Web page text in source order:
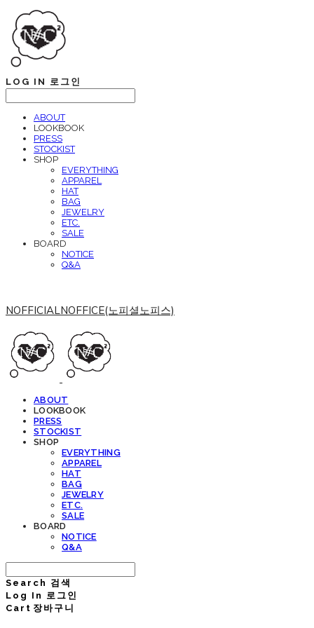
LOG IN 로그인
ABOUT
LOOKBOOK
PRESS
STOCKIST
SHOP
EVERYTHING
APPAREL
HAT
BAG
JEWELRY
ETC.
SALE
BOARD
NOTICE
Q&A
NOFFICIALNOFFICE(노피셜노피스)
ABOUT
LOOKBOOK
PRESS
STOCKIST
SHOP
EVERYTHING
APPAREL
HAT
BAG
JEWELRY
ETC.
SALE
BOARD
NOTICE
Q&A
Search 검색
Log In 로그인
Cart 장바구니